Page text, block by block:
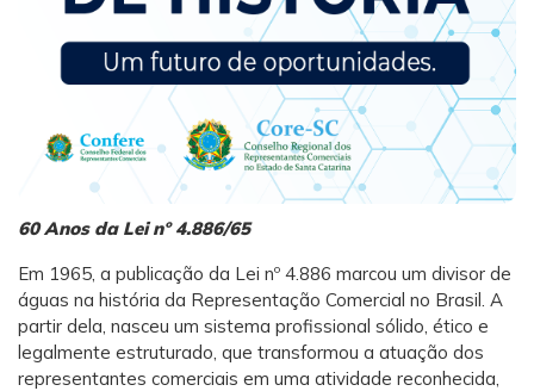
60 Anos da Lei nº 4.886/65
Em 1965, a publicação da Lei nº 4.886 marcou um divisor de
águas na história da Representação Comercial no Brasil. A
partir dela, nasceu um sistema profissional sólido, ético e
legalmente estruturado, que transformou a atuação dos
representantes comerciais em uma atividade reconhecida,